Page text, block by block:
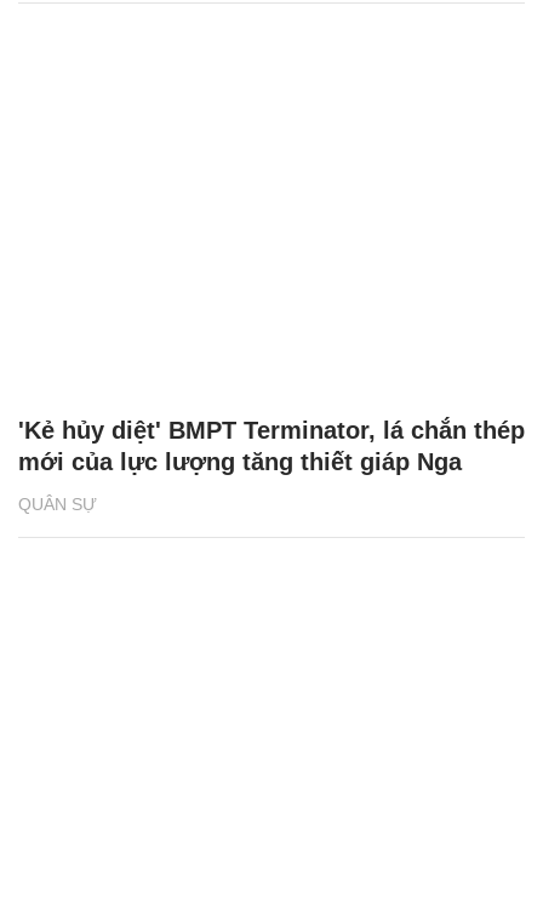
QUÂN SỰ
'Kẻ hủy diệt' BMPT Terminator, lá chắn thép
mới của lực lượng tăng thiết giáp Nga